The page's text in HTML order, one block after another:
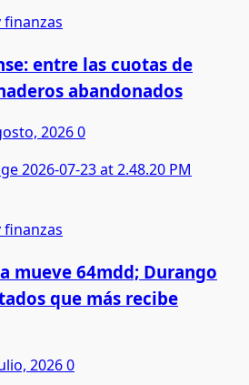
finanzas
entre las cuotas de
abandonados
20260
finanzas
mueve 64mdd; Durango
que más recibe
20260